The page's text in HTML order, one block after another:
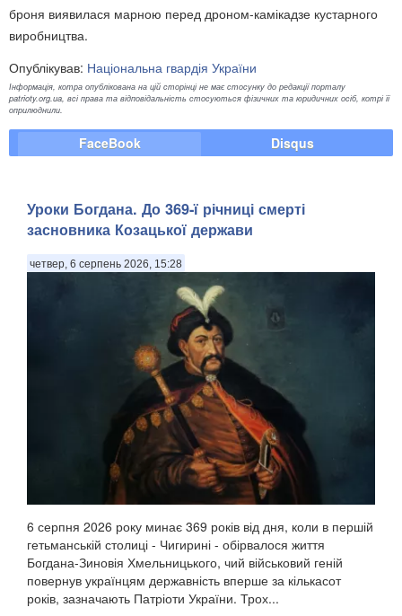
броня виявилася марною перед дроном-камікадзе кустарного
виробництва.
Опублікував: Національна гвардія України
Інформація, котра опублікована на цій сторінці не має стосунку до редакції порталу
patrioty.org.ua, всі права та відповідальність стосуються фізичних та юридичних осіб, котрі її
оприлюднили.
FaceBook Disqus
Уроки Богдана. До 369-ї річниці смерті
засновника Козацької держави
четвер, 6 серпень 2026, 15:28
6 серпня 2026 року минає 369 років від дня, коли в першій
гетьманській столиці - Чигирині - обірвалося життя
Богдана-Зиновія Хмельницького, чий військовий геній
повернув українцям державність вперше за кількасот
років, зазначають Патріоти України. Трох...